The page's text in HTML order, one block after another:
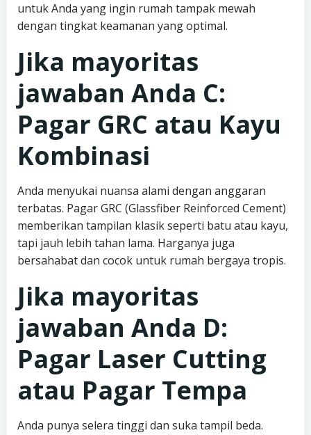
untuk Anda yang ingin rumah tampak mewah
dengan tingkat keamanan yang optimal.
Jika mayoritas
jawaban Anda C:
Pagar GRC atau Kayu
Kombinasi
Anda menyukai nuansa alami dengan anggaran
terbatas. Pagar GRC (Glassfiber Reinforced Cement)
memberikan tampilan klasik seperti batu atau kayu,
tapi jauh lebih tahan lama. Harganya juga
bersahabat dan cocok untuk rumah bergaya tropis.
Jika mayoritas
jawaban Anda D:
Pagar Laser Cutting
atau Pagar Tempa
Anda punya selera tinggi dan suka tampil beda.